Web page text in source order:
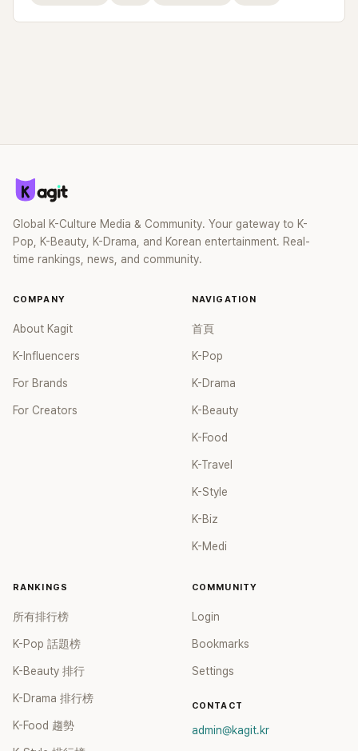
Global K-Culture Media & Community. Your gateway to K-
Pop, K-Beauty, K-Drama, and Korean entertainment. Real-
time rankings, news, and community.
COMPANY
About Kagit
K-Influencers
For Brands
For Creators
NAVIGATION
首頁
K-Pop
K-Drama
K-Beauty
K-Food
K-Travel
K-Style
K-Biz
K-Medi
RANKINGS
所有排行榜
K-Pop 話題榜
K-Beauty 排行
K-Drama 排行榜
K-Food 趨勢
COMMUNITY
Login
Bookmarks
Settings
CONTACT
admin@kagit.kr